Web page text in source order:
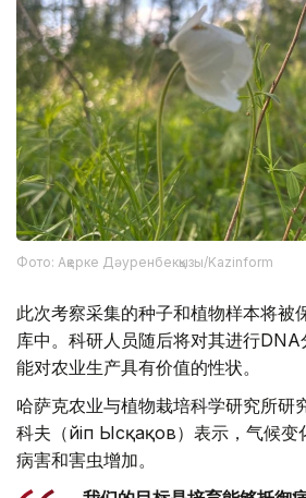
Фото: Ақерке Дәуренбекқызы/Kazinform
此次考察采集的种子和植物样本将被
库中。科研人员随后将对其进行
能对农业生产具有价值的性状。
哈萨克农业与植物栽培科学研究所研
科夫（Әйіп Ысқақов）表示，气候
病害和害虫增加。